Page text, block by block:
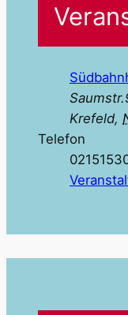
Krefeld,
Telefon